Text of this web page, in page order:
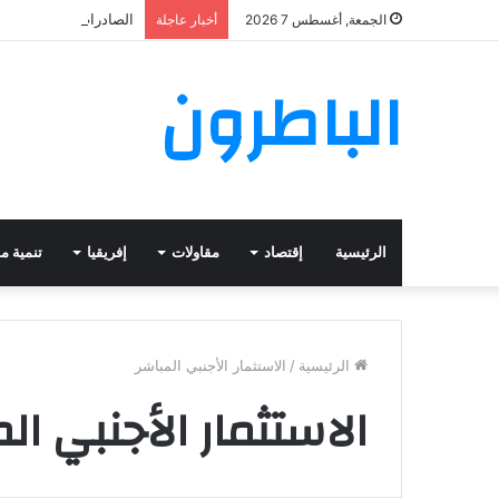
الجمعة, أغسطس 7 2026 أخبار عاجلة الصادرات الغذائية
الباطرون
الرئيسية إقتصاد مقاولات إفريقيا تنمية
الرئيسية / الاستثمار الأجنبي المباشر
الاستثمار الأجنبي